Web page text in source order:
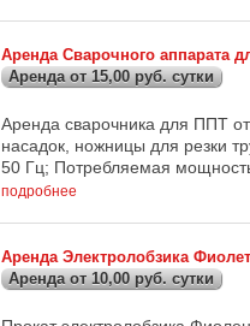
Аренда Сварочного аппарата
Аренда от 15,00 руб. сутки
Аренда сварочника для ППТ
насадок, ножницы для резки
50 Гц; Потребляемая
подробнее
Аренда Электролобзика
Аренда от 10,00 руб. сутки